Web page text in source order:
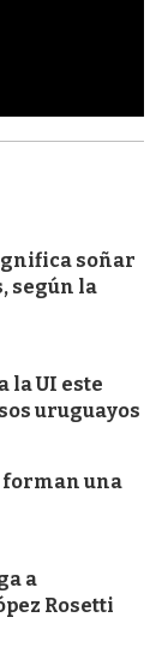
soñar
según la
la UI este
uruguayos
forman una
a
Rosetti